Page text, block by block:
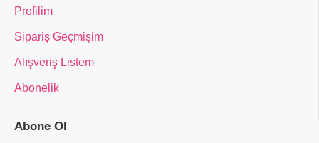
Profilim
Sipariş Geçmişim
Alışveriş Listem
Abonelik
Abone Ol